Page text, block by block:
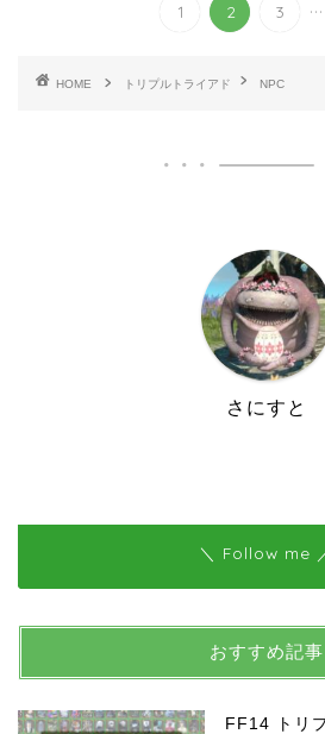
1 2 3 ...
HOME トリプルトライアド NPC
さにすと
＼ Follow me
おすすめ記事
FF14 トリ